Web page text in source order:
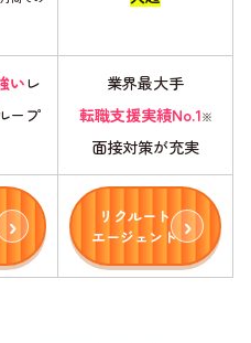
いレ
ープ
業界最大手
転職支援実績No.1※
面接対策が充実
リクルート
エージェント